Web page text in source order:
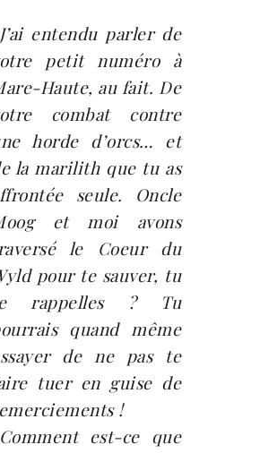
entendu parler de
petit numéro à
Haute, au fait. De
combat contre
horde d’orcs… et
la marilith que tu as
seule. Oncle
et moi avons
le Coeur du
pour te sauver, tu
rappelles ? Tu
quand même
de ne pas te
tuer en guise de
!
est-ce que